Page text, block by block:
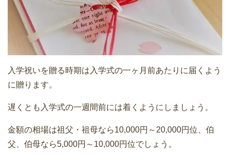
入学祝いを贈る時期は入学式の一ヶ月前あたりに届くよう
に贈ります。
遅くとも入学式の一週間前には着くようにしましょう。
金額の相場は祖父・祖母なら10,000円～20,000円位、伯
父、伯母なら5,000円～10,000円位でしょう。